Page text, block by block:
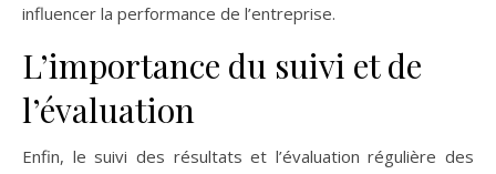
influencer la performance de l’entreprise.
L’importance du suivi et de
l’évaluation
Enfin, le suivi des résultats et l’évaluation régulière des